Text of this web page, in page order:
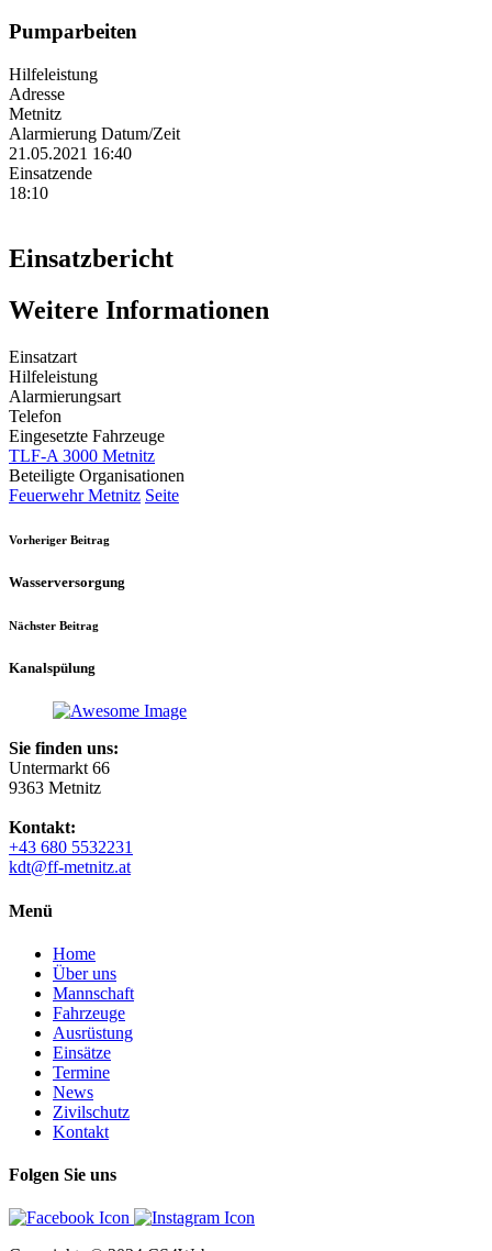
Pumparbeiten
Hilfeleistung
Adresse
Metnitz
Alarmierung Datum/Zeit
21.05.2021 16:40
Einsatzende
18:10
Einsatzbericht
Weitere Informationen
Einsatzart
Hilfeleistung
Alarmierungsart
Telefon
Eingesetzte Fahrzeuge
TLF-A 3000 Metnitz
Beteiligte Organisationen
Feuerwehr Metnitz Seite
Vorheriger Beitrag
Wasserversorgung
Nächster Beitrag
Kanalspülung
Sie finden uns:
Untermarkt 66
9363 Metnitz
Kontakt:
+43 680 5532231
kdt@ff-metnitz.at
Menü
Home
Über uns
Mannschaft
Fahrzeuge
Ausrüstung
Einsätze
Termine
News
Zivilschutz
Kontakt
Folgen Sie uns